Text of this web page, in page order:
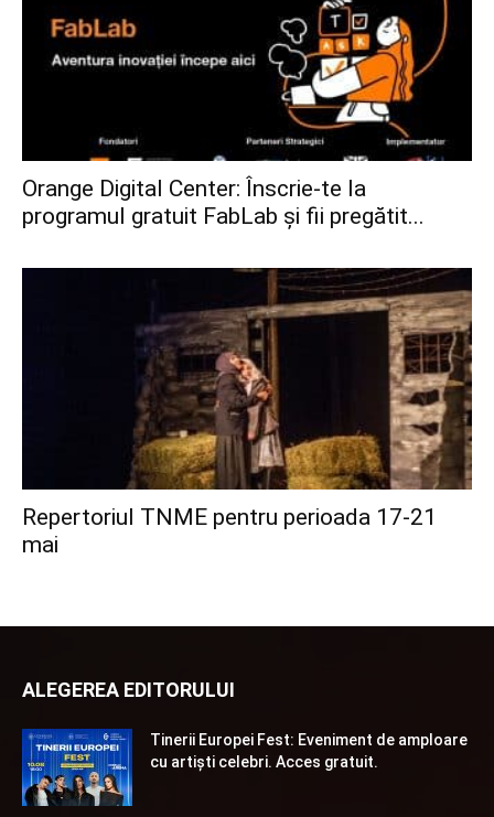
Orange Digital Center: Înscrie-te la
programul gratuit FabLab și fii pregătit...
Repertoriul TNME pentru perioada 17-21
mai
ALEGEREA EDITORULUI
Tinerii Europei Fest: Eveniment de amploare
cu artiști celebri. Acces gratuit.